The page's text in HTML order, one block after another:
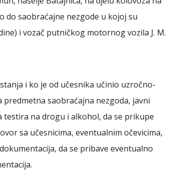
do saobraćajne nezgode u kojoj su
i vozač putničkog motornog vozila J. M.
i ko je od učesnika učinio uzročno-
saobraćajna nezgoda, javni
testira na drogu i alkohol, da se prikupe
sa učesnicima, eventualnim očevicima,
da se pribave eventualno